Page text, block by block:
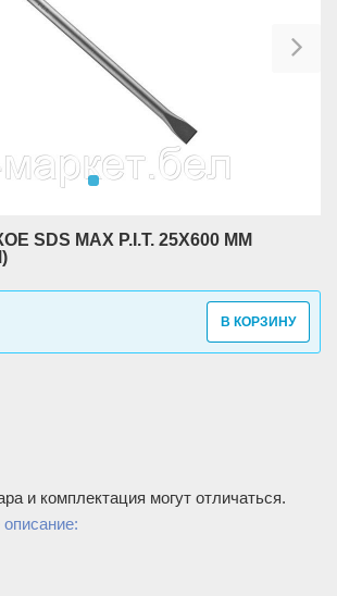
SDS MAX P.I.T. 25X600 ММ
В КОРЗИНУ
и комплектация могут отличаться.